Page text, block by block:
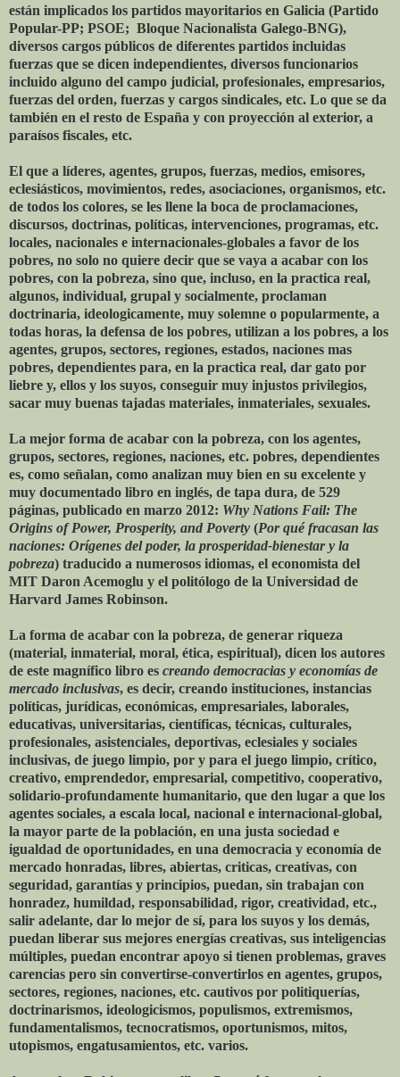
están implicados los partidos mayoritarios en Galicia (Partido
Popular-PP; PSOE; Bloque Nacionalista Galego-BNG),
diversos cargos públicos de diferentes partidos incluidas
fuerzas que se dicen independientes, diversos funcionarios
incluido alguno del campo judicial, profesionales, empresarios,
fuerzas del orden, fuerzas y cargos sindicales, etc. Lo que se da
también en el resto de España y con proyección al exterior, a
paraísos fiscales, etc.
El que a líderes, agentes, grupos, fuerzas, medios, emisores,
eclesiásticos, movimientos, redes, asociaciones, organismos, etc.
de todos los colores, se les llene la boca de proclamaciones,
discursos, doctrinas, políticas, intervenciones, programas, etc.
locales, nacionales e internacionales-globales a favor de los
pobres, no solo no quiere decir que se vaya a acabar con los
pobres, con la pobreza, sino que, incluso, en la practica real,
algunos, individual, grupal y socialmente, proclaman
doctrinaria, ideologicamente, muy solemne o popularmente, a
todas horas, la defensa de los pobres, utilizan a los pobres, a los
agentes, grupos, sectores, regiones, estados, naciones mas
pobres, dependientes para, en la practica real, dar gato por
liebre y, ellos y los suyos, conseguir muy injustos privilegios,
sacar muy buenas tajadas materiales, inmateriales, sexuales.
La mejor forma de acabar con la pobreza, con los agentes,
grupos, sectores, regiones, naciones, etc. pobres, dependientes
es, como señalan, como analizan muy bien en su excelente y
muy documentado libro en inglés, de tapa dura, de 529
páginas, publicado en marzo 2012: Why Nations Fail: The
Origins of Power, Prosperity, and Poverty (Por qué fracasan las
naciones: Orígenes del poder, la prosperidad-bienestar y la
pobreza) traducido a numerosos idiomas, el economista del
MIT Daron Acemoglu y el politólogo de la Universidad de
Harvard James Robinson.
La forma de acabar con la pobreza, de generar riqueza
(material, inmaterial, moral, ética, espiritual), dicen los autores
de este magnífico libro es creando democracias y economías de
mercado inclusivas, es decir, creando instituciones, instancias
políticas, jurídicas, económicas, empresariales, laborales,
educativas, universitarias, científicas, técnicas, culturales,
profesionales, asistenciales, deportivas, eclesiales y sociales
inclusivas, de juego limpio, por y para el juego limpio, crítico,
creativo, emprendedor, empresarial, competitivo, cooperativo,
solidario-profundamente humanitario, que den lugar a que los
agentes sociales, a escala local, nacional e internacional-global,
la mayor parte de la población, en una justa sociedad e
igualdad de oportunidades, en una democracia y economía de
mercado honradas, libres, abiertas, criticas, creativas, con
seguridad, garantías y principios, puedan, sin trabajan con
honradez, humildad, responsabilidad, rigor, creatividad, etc.,
salir adelante, dar lo mejor de sí, para los suyos y los demás,
puedan liberar sus mejores energías creativas, sus inteligencias
múltiples, puedan encontrar apoyo si tienen problemas, graves
carencias pero sin convertirse-convertirlos en agentes, grupos,
sectores, regiones, naciones, etc. cautivos por politiquerías,
doctrinarismos, ideologicismos, populismos, extremismos,
fundamentalismos, tecnocratismos, oportunismos, mitos,
utopismos, engatusamientos, etc. varios.